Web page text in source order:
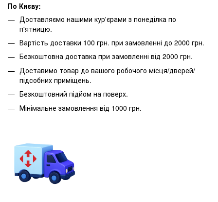
По Києву:
Доставляємо нашими кур'єрами з понеділка по
п'ятницю.
Вартість доставки 100 грн. при замовленні до 2000 грн.
Безкоштовна доставка при замовленні від 2000 грн.
Доставимо товар до вашого робочого місця/дверей/
підсобних приміщень.
Безкоштовний підйом на поверх.
Мінімальне замовлення від 1000 грн.